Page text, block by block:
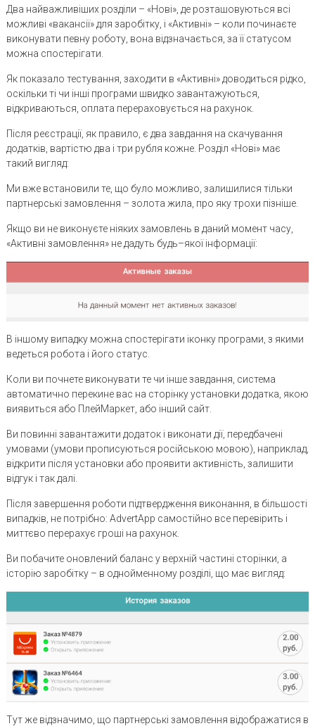
Два найважливіших розділи – «Нові», де розташовуються всі
можливі «вакансії» для заробітку, і «Активні» – коли починаєте
виконувати певну роботу, вона відзначається, за її статусом
можна спостерігати.
Як показало тестування, заходити в «Активні» доводиться рідко,
оскільки ті чи інші програми швидко завантажуються,
відкриваються, оплата перераховується на рахунок.
Після реєстрації, як правило, є два завдання на скачування
додатків, вартістю два і три рубля кожне. Розділ «Нові» має
такий вигляд:
Ми вже встановили те, що було можливо, залишилися тільки
партнерські замовлення – золота жила, про яку трохи пізніше.
Якщо ви не виконуєте ніяких замовлень в даний момент часу,
«Активні замовлення» не дадуть будь–якої інформації:
В іншому випадку можна спостерігати іконку програми, з якими
ведеться робота і його статус.
Коли ви почнете виконувати те чи інше завдання, система
автоматично перекине вас на сторінку установки додатка, якою
виявиться або ПлейМаркет, або інший сайт.
Ви повинні завантажити додаток і виконати дії, передбачені
умовами (умови прописуються російською мовою), наприклад,
відкрити після установки або проявити активність, залишити
відгук і так далі.
Після завершення роботи підтвердження виконання, в більшості
випадків, не потрібно: AdvertApp самостійно все перевірить і
миттєво перерахує гроші на рахунок.
Ви побачите оновлений баланс у верхній частині сторінки, а
історію заробітку – в однойменному розділі, що має вигляд:
Тут же відзначимо, що партнерські замовлення відображатися в